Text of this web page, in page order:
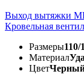
Выход вытяжки
Кровельная
Размеры
Материал
Цвет